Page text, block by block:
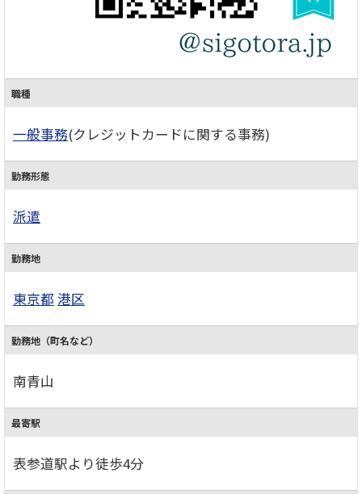
職種
一般事務(クレジットカードに関する事務)
勤務形態
派遣
勤務地
東京都 港区
勤務地（町名など）
南青山
最寄駅
表参道駅より徒歩4分